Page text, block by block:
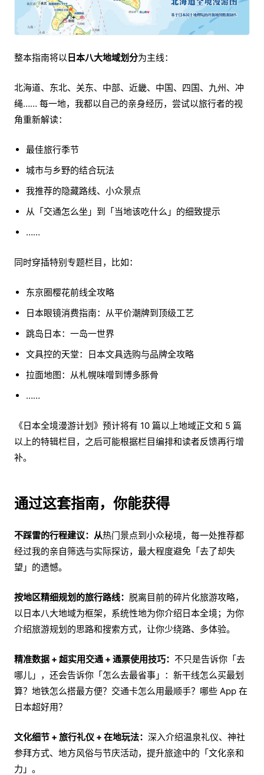
整本指南将以 日本八大地域划分为主线：
北海道、东北、关东、中部、近畿、中国、四国、九州、冲
绳…… 每一地，我都以自己的亲身经历，尝试以旅行者的视
角重新解读：
最佳旅行季节
城市与乡野的结合玩法
我推荐的隐藏路线、小众景点
从「交通怎么坐」到「当地该吃什么」的细致提示
……
同时穿插特别专题栏目，比如：
东京圈樱花前线全攻略
日本眼镜消费指南：从平价潮牌到顶级工艺
跳岛日本：一岛一世界
文具控的天堂：日本文具选购与品牌全攻略
拉面地图：从札幌味噌到博多豚骨
……
《日本全境漫游计划》预计将有 10 篇以上地域正文和 5 篇
以上的特辑栏目，之后可能根据栏目编排和读者反馈再行增
补。
通过这套指南，你能获得
不踩雷的行程建议：从热门景点到小众秘境，每一处推荐都
经过我的亲自筛选与实际探访，最大程度避免「去了却失
望」的遗憾。
按地区精细规划的旅行路线： 脱离目前的碎片化旅游攻略，
以日本八大地域为框架，系统性地为你介绍日本全境；为你
介绍旅游规划的思路和搜索方式，让你少绕路、多体验。
精准数据 + 超实用交通 + 通票使用技巧： 不只是告诉你「去
哪儿」，还会告诉你「怎么去最省事」：新干线怎么买最划
算？地铁怎么搭最方便？交通卡怎么用最顺手？哪些 App 在
日本超好用？
文化细节 + 旅行礼仪 + 在地玩法： 深入介绍温泉礼仪、神社
参拜方式、地方风俗与节庆活动，提升旅途中的「文化亲和
力」。